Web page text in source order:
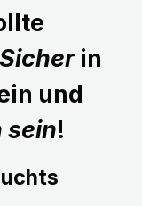
Sicherin
und
sein!